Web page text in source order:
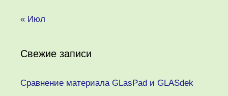
« Июл
Свежие записи
Сравнение материала GLasPad и GLASdek